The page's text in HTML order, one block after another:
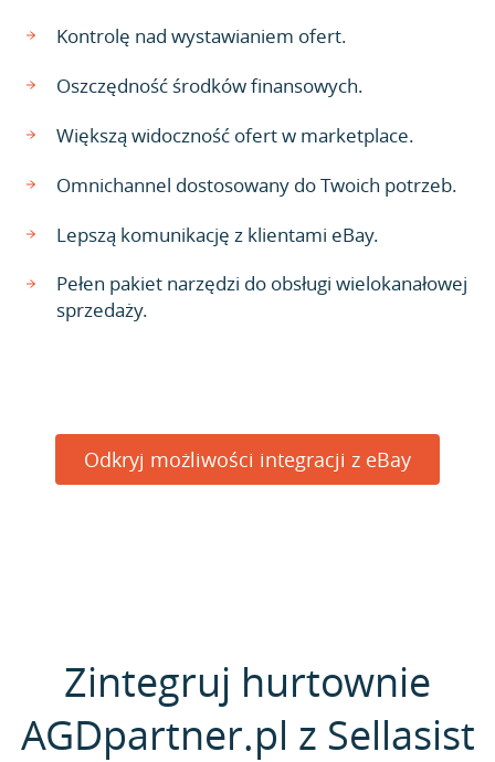
Kontrolę nad wystawianiem ofert.
Oszczędność środków finansowych.
Większą widoczność ofert w marketplace.
Omnichannel dostosowany do Twoich potrzeb.
Lepszą komunikację z klientami eBay.
Pełen pakiet narzędzi do obsługi wielokanałowej
sprzedaży.
Odkryj możliwości integracji z eBay
Zintegruj hurtownie
AGDpartner.pl z Sellasist